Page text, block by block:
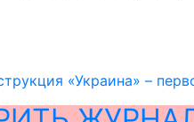
«Украина» –